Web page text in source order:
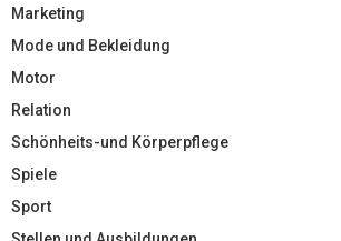
Marketing
Mode und Bekleidung
Motor
Relation
Schönheits-und Körperpflege
Spiele
Sport